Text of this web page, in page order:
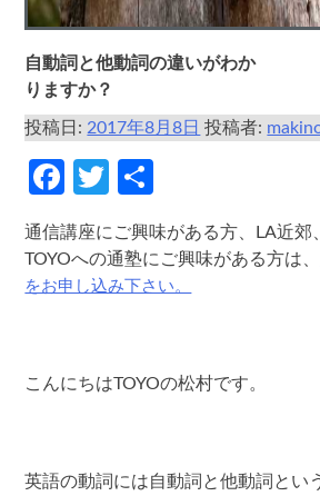
自動詞と他動詞の違いがわか
りますか？
投稿日:2017年8月8日 投稿者:
Facebook
Twitter
通信講座にご興味がある方、LA近郊
TOYOへの通塾にご興味がある方は、
をお申し込み下さい。
こんにちはTOYOの松村です。
英語の動詞には自動詞と他動詞とい